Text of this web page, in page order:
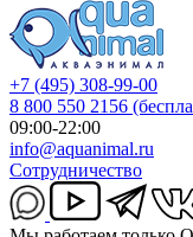
+7 (495) 308-99-00
8 800 550 2156
09:00-22:00
info@aquanimal.ru
Сотрудничество